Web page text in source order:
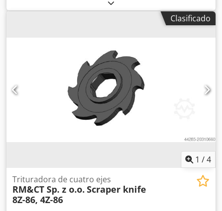
inmediato 1. Cuchillas 1Z-86 2. Cuchillas 2Z-86 Somos
fabricantes de cuchillas y recambios para trituradoras y
Clasificado
1 /4
Trituradora de cuatro ejes
RM&CT Sp. z o.o. Scraper knife
8Z-86, 4Z-86